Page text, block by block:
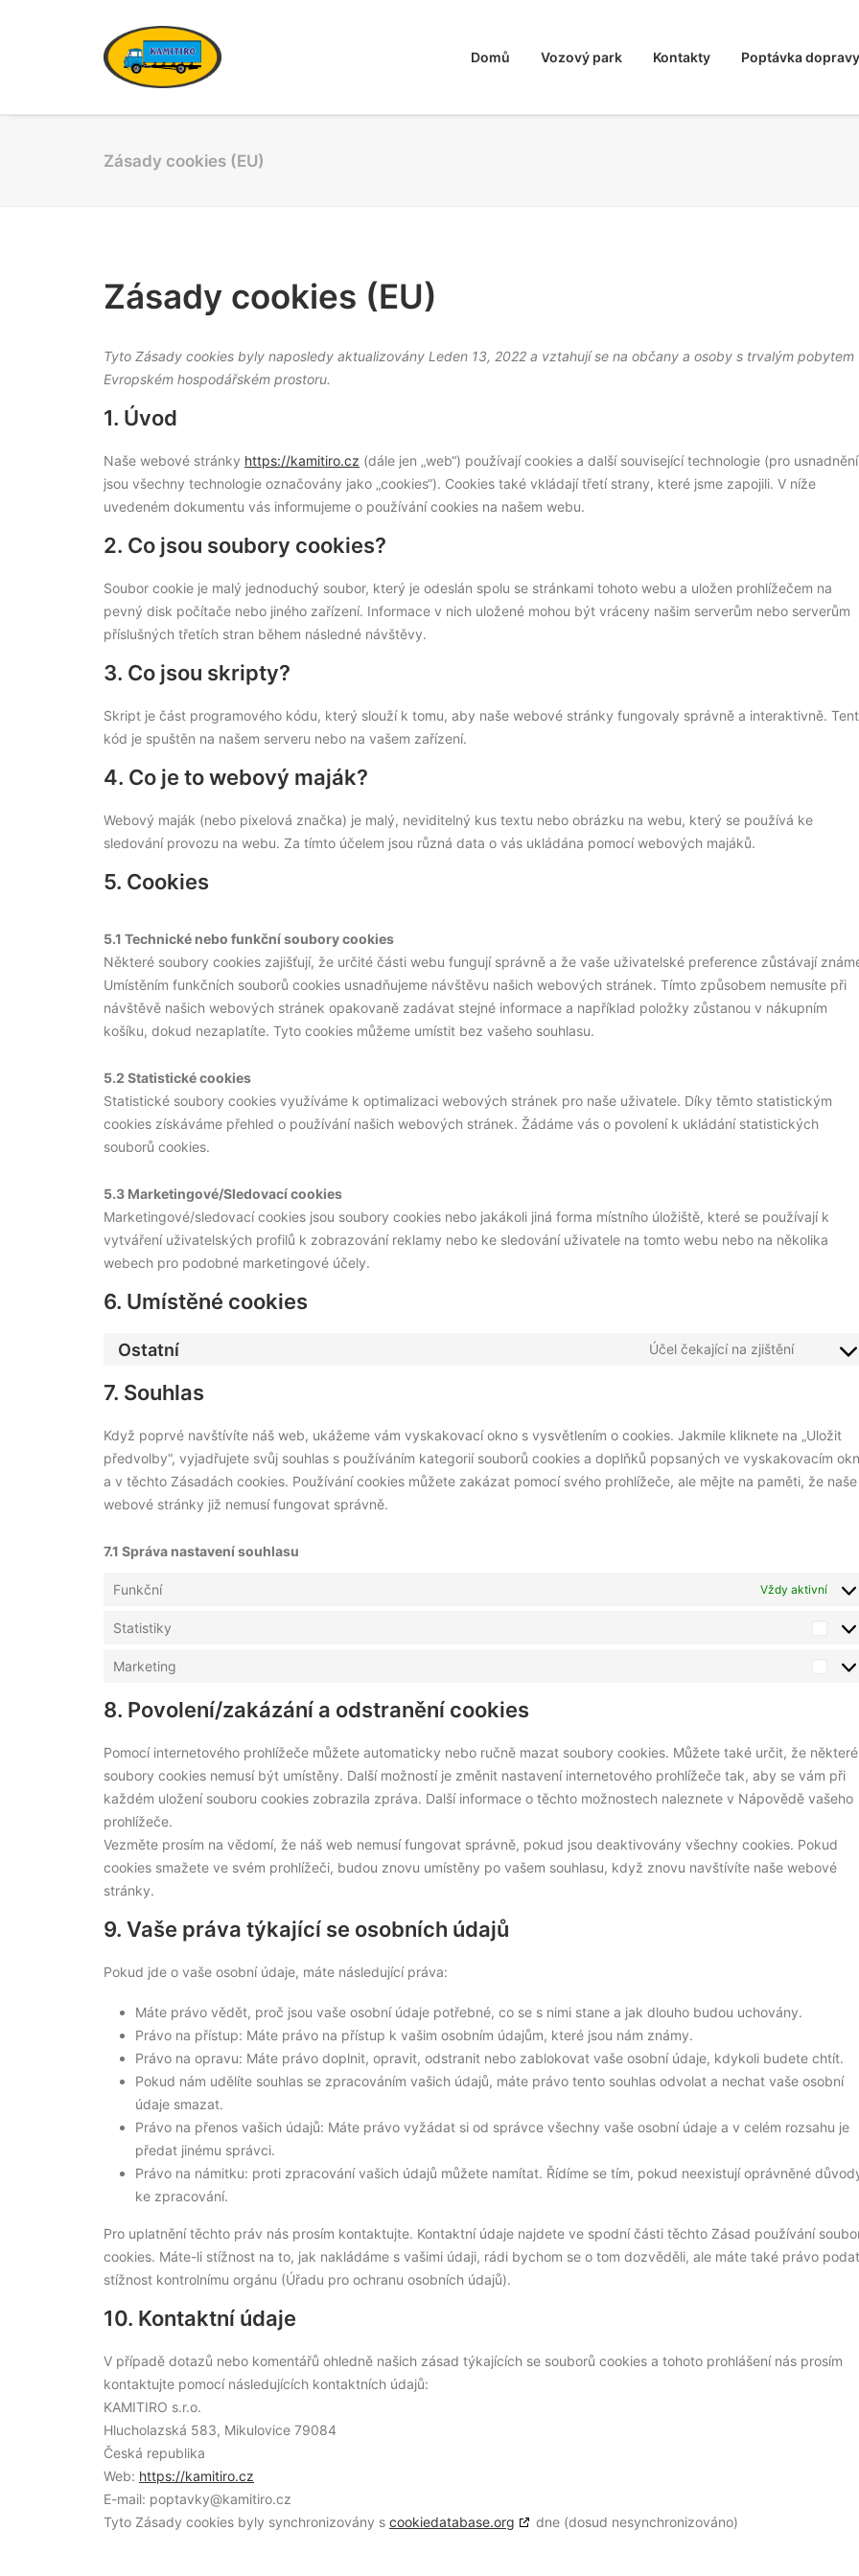
Domů Vozový park Kontakty Poptávka dopravy
Zásady cookies (EU)
Zásady cookies (EU)
Tyto Zásady cookies byly naposledy aktualizovány Leden 13, 2022 a vztahují se na občany a osoby s trvalým pobytem
Evropském hospodářském prostoru.
1. Úvod
Naše webové stránky https://kamitiro.cz (dále jen „web“) používají cookies a další související technologie (pro usnadnění
jsou všechny technologie označovány jako „cookies“). Cookies také vkládají třetí strany, které jsme zapojili. V níže
uvedeném dokumentu vás informujeme o používání cookies na našem webu.
2. Co jsou soubory cookies?
Soubor cookie je malý jednoduchý soubor, který je odeslán spolu se stránkami tohoto webu a uložen prohlížečem na
pevný disk počítače nebo jiného zařízení. Informace v nich uložené mohou být vráceny našim serverům nebo serverům
příslušných třetích stran během následné návštěvy.
3. Co jsou skripty?
Skript je část programového kódu, který slouží k tomu, aby naše webové stránky fungovaly správně a interaktivně.
kód je spuštěn na našem serveru nebo na vašem zařízení.
4. Co je to webový maják?
Webový maják (nebo pixelová značka) je malý, neviditelný kus textu nebo obrázku na webu, který se používá ke
sledování provozu na webu. Za tímto účelem jsou různá data o vás ukládána pomocí webových majáků.
5. Cookies
5.1 Technické nebo funkční soubory cookies
Některé soubory cookies zajišťují, že určité části webu fungují správně a že vaše uživatelské preference zůstávají
Umístěním funkčních souborů cookies usnadňujeme návštěvu našich webových stránek. Tímto způsobem nemusíte při
návštěvě našich webových stránek opakovaně zadávat stejné informace a například položky zůstanou v nákupním
košíku, dokud nezaplatíte. Tyto cookies můžeme umístit bez vašeho souhlasu.
5.2 Statistické cookies
Statistické soubory cookies využíváme k optimalizaci webových stránek pro naše uživatele. Díky těmto statistickým
cookies získáváme přehled o používání našich webových stránek. Žádáme vás o povolení k ukládání statistických
souborů cookies.
5.3 Marketingové/Sledovací cookies
Marketingové/sledovací cookies jsou soubory cookies nebo jakákoli jiná forma místního úložiště, které se používají k
vytváření uživatelských profilů k zobrazování reklamy nebo ke sledování uživatele na tomto webu nebo na několika
webech pro podobné marketingové účely.
6. Umístěné cookies
Ostatní Účel čekající na zjištění
7. Souhlas
Když poprvé navštívíte náš web, ukážeme vám vyskakovací okno s vysvětlením o cookies. Jakmile kliknete na „Uložit
předvolby“, vyjadřujete svůj souhlas s používáním kategorií souborů cookies a doplňků popsaných ve vyskakovacím
a v těchto Zásadách cookies. Používání cookies můžete zakázat pomocí svého prohlížeče, ale mějte na paměti, že naše
webové stránky již nemusí fungovat správně.
7.1 Správa nastavení souhlasu
Funkční Vždy aktivní
Statistiky
Marketing
8. Povolení/zakázání a odstranění cookies
Pomocí internetového prohlížeče můžete automaticky nebo ručně mazat soubory cookies. Můžete také určit, že některé
soubory cookies nemusí být umístěny. Další možností je změnit nastavení internetového prohlížeče tak, aby se vám při
každém uložení souboru cookies zobrazila zpráva. Další informace o těchto možnostech naleznete v Nápovědě vašeho
prohlížeče.
Vezměte prosím na vědomí, že náš web nemusí fungovat správně, pokud jsou deaktivovány všechny cookies. Pokud
cookies smažete ve svém prohlížeči, budou znovu umístěny po vašem souhlasu, když znovu navštívíte naše webové
stránky.
9. Vaše práva týkající se osobních údajů
Pokud jde o vaše osobní údaje, máte následující práva:
Máte právo vědět, proč jsou vaše osobní údaje potřebné, co se s nimi stane a jak dlouho budou uchovány.
Právo na přístup: Máte právo na přístup k vašim osobním údajům, které jsou nám známy.
Právo na opravu: Máte právo doplnit, opravit, odstranit nebo zablokovat vaše osobní údaje, kdykoli budete chtít.
Pokud nám udělíte souhlas se zpracováním vašich údajů, máte právo tento souhlas odvolat a nechat vaše osobní
údaje smazat.
Právo na přenos vašich údajů: Máte právo vyžádat si od správce všechny vaše osobní údaje a v celém rozsahu je
předat jinému správci.
Právo na námitku: proti zpracování vašich údajů můžete namítat. Řídíme se tím, pokud neexistují oprávněné
ke zpracování.
Pro uplatnění těchto práv nás prosím kontaktujte. Kontaktní údaje najdete ve spodní části těchto Zásad používání
cookies. Máte-li stížnost na to, jak nakládáme s vašimi údaji, rádi bychom se o tom dozvěděli, ale máte také právo podat
stížnost kontrolnímu orgánu (Úřadu pro ochranu osobních údajů).
10. Kontaktní údaje
V případě dotazů nebo komentářů ohledně našich zásad týkajících se souborů cookies a tohoto prohlášení nás prosím
kontaktujte pomocí následujících kontaktních údajů:
KAMITIRO s.r.o.
Hlucholazská 583, Mikulovice 79084
Česká republika
Web: https://kamitiro.cz
E-mail: zc.oritimak@ykvatpop
Tyto Zásady cookies byly synchronizovány s cookiedatabase.org dne (dosud nesynchronizováno)